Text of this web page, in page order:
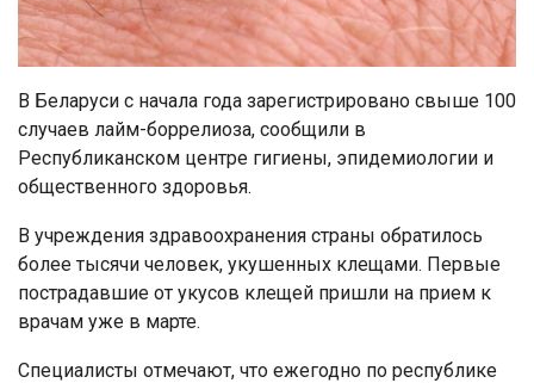
В Беларуси с начала года зарегистрировано свыше 100
случаев лайм-боррелиоза, сообщили в
Республиканском центре гигиены, эпидемиологии и
общественного здоровья.
В учреждения здравоохранения страны обратилось
более тысячи человек, укушенных клещами. Первые
пострадавшие от укусов клещей пришли на прием к
врачам уже в марте.
Специалисты отмечают, что ежегодно по республике